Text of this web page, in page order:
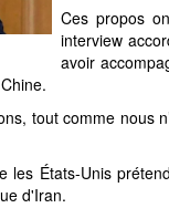
Ces propos
interview
avoir
tout comme nous
les États-Unis
d'Iran.